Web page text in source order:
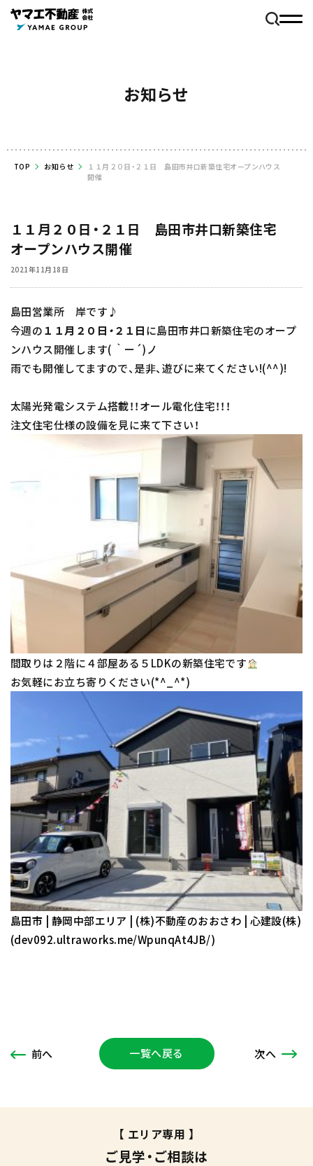
お知らせ
TOP お知らせ
１１月２０日・２１日 島田市井口新築住宅オープンハウス
開催
１１月２０日・２１日 島田市井口新築住宅
オープンハウス開催
2021年11月18日
島田営業所 岸です♪
今週の１１月２０日・２１日に島田市井口新築住宅のオープ
ンハウス開催します( ｀ー´)ノ
雨でも開催してますので、是非、遊びに来てください!(^^)!
太陽光発電システム搭載！！オール電化住宅！！！
注文住宅仕様の設備を見に来て下さい！
間取りは２階に４部屋ある５LDKの新築住宅です
お気軽にお立ち寄りください(*^_^*)
島田市 | 静岡中部エリア | (株)不動産のおおさわ | 心建設(株)
(dev092.ultraworks.me/WpunqAt4JB/)
前へ 一覧へ戻る 次へ
【 エリア専用 】
ご見学・ご相談は